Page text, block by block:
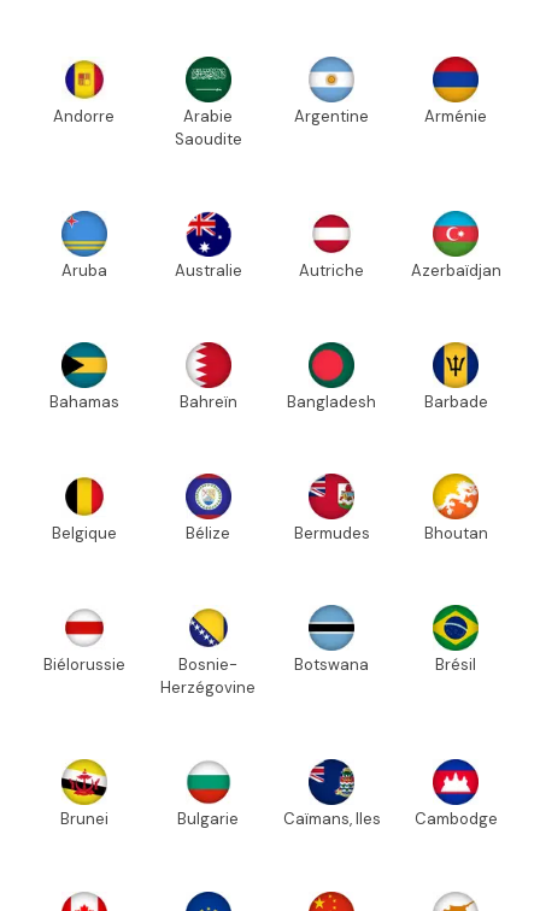
Andorre
Arabie
Saoudite
Argentine Arménie
Aruba Australie Autriche Azerbaïdjan
Bahamas Bahreïn Bangladesh Barbade
Belgique Bélize Bermudes Bhoutan
Biélorussie
Bosnie-
Herzégovine
Botswana Brésil
Brunei Bulgarie Caïmans, Iles Cambodge